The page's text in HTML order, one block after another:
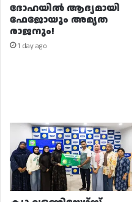
ദോഹയിൽ ആദ്യമായി
ഫേജോയും അമൃത
രാജനും!
1 day ago